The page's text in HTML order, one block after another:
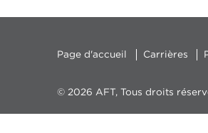
Page d'accueil Carrières
© 2026 AFT, Tous droits